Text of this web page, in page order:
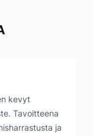
kevyt
Tavoitteena
ja